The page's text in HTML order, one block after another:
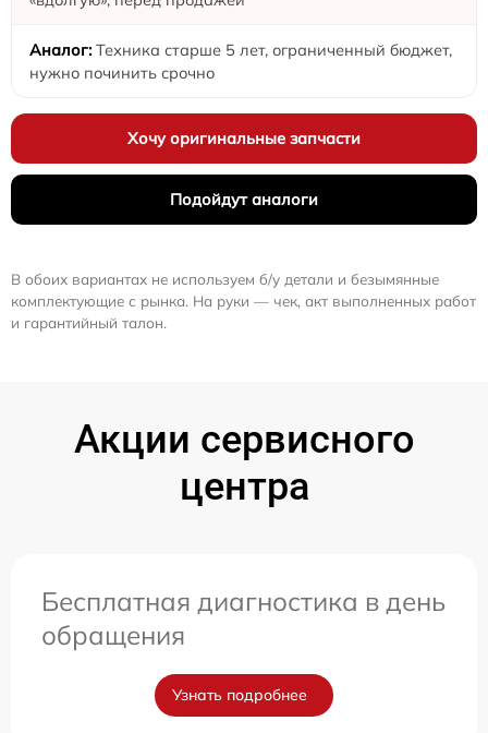
Техника старше 5 лет, ограниченный бюджет,
нужно починить срочно
Хочу оригинальные запчасти
Подойдут аналоги
В обоих вариантах не используем б/у детали и безымянные
комплектующие с рынка. На руки — чек, акт выполненных работ
и гарантийный талон.
Акции сервисного
центра
Бесплатная диагностика в день
обращения
Узнать подробнее